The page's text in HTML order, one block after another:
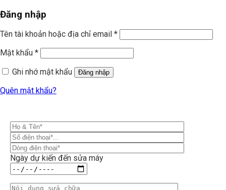
Đăng nhập
Tên tài khoản hoặc địa chỉ email *
Mật khẩu *
Ghi nhớ mật khẩu
Đăng nhập
Quên mật khẩu?
Ngày dự kiến đến sửa máy